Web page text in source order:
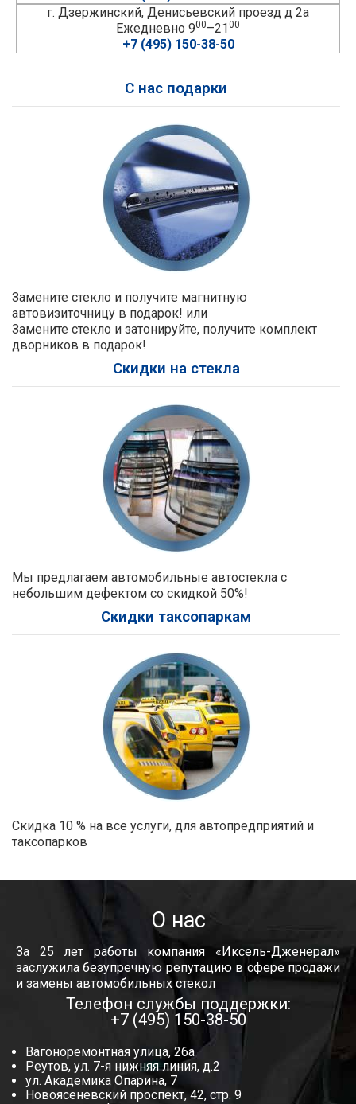
г. Дзержинский, Денисьевский проезд д 2а
Ежедневно 900–2100
+7 (495) 150-38-50
С нас подарки
Замените стекло и получите магнитную
автовизиточницу в подарок! или
Замените стекло и затонируйте, получите комплект
дворников в подарок!
Скидки на стекла
Мы предлагаем автомобильные автостекла с
небольшим дефектом со скидкой 50%!
Скидки таксопаркам
Скидка 10 % на все услуги, для автопредприятий и
таксопарков
О нас
За 25 лет работы компания «Иксель-Дженерал»
заслужила безупречную репутацию в сфере продажи
и замены автомобильных стекол
Телефон службы поддержки:
+7 (495) 150-38-50
Вагоноремонтная улица, 26а
Реутов, ул. 7-я нижняя линия, д.2
ул. Академика Опарина, 7
Новоясеневский проспект, 42, стр. 9